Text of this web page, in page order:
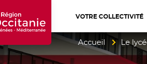
Accueil Région Occitanie /
VOTRE COLLECTIVITÉ
Accueil Le